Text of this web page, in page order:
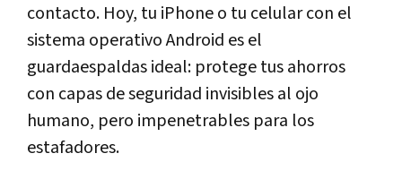
contacto. Hoy, tu iPhone o tu celular con el
sistema operativo Android es el
guardaespaldas ideal: protege tus ahorros
con capas de seguridad invisibles al ojo
humano, pero impenetrables para los
estafadores.